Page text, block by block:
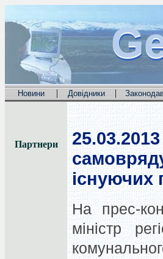
Новини | Довідники |
Партнери 25.03.2013
існуючих
На прес-
міністр